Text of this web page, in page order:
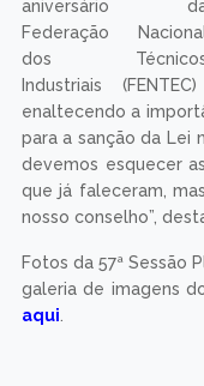
aniversário
Federação
dos
Industriais
enaltecendo a
para a sanção da Lei
devemos esquecer
que já faleceram,
nosso conselho”,
Fotos da 57ª Sessão
galeria de imagens
aqui